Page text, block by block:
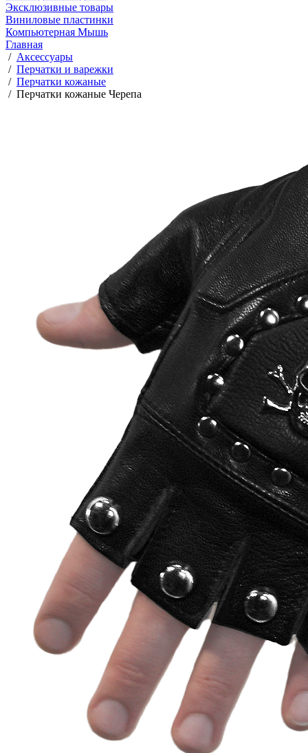
Эксклюзивные товары
Виниловые пластинки
Компьютерная Мышь
Главная
/ Аксессуары
/ Перчатки и варежки
/ Перчатки кожаные
/ Перчатки кожаные Черепа